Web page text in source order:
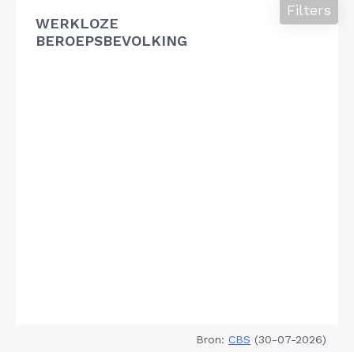
WERKLOZE
BEROEPSBEVOLKING
Filters
Bron: CBS (30-07-2026)